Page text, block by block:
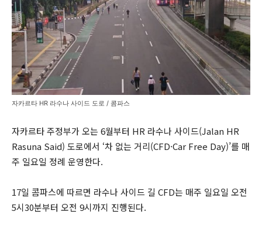
자카르타 HR 라수나 사이드 도로 / 콤파스
자카르타 주정부가 오는 6월부터 HR 라수나 사이드(Jalan HR
Rasuna Said) 도로에서 ‘차 없는 거리(CFD·Car Free Day)’를 매
주 일요일 정례 운영한다.
17일 콤파스에 따르면 라수나 사이드 길 CFD는 매주 일요일 오전
5시30분부터 오전 9시까지 진행된다.